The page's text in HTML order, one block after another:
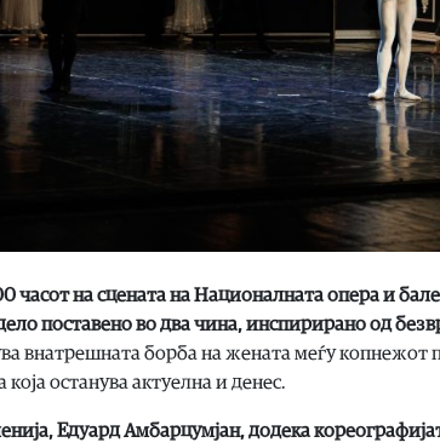
часот на сцената на Националната опера и
поставено во два чина, инспирирано од
внатрешната борба на жената меѓу копнежот
останува актуелна и денес.
Едуард Амбарцумјан, додека